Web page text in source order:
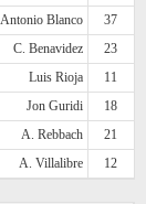
Antonio Blanco
37
C. Benavidez
23
Luis Rioja
11
Jon Guridi
18
A. Rebbach
21
A. Villalibre 12